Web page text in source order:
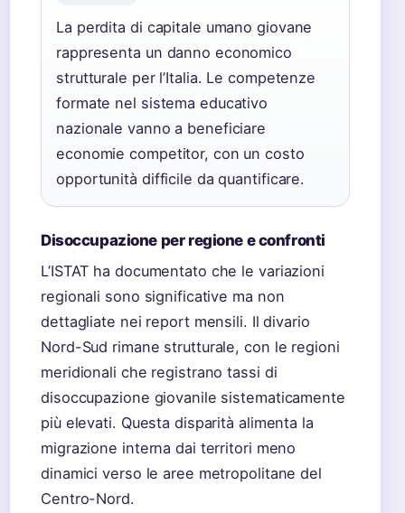
La perdita di capitale umano giovane
rappresenta un danno economico
strutturale per l’Italia. Le competenze
formate nel sistema educativo
nazionale vanno a beneficiare
economie competitor, con un costo
opportunità difficile da quantificare.
Disoccupazione per regione e confronti
L’ISTAT ha documentato che le variazioni
regionali sono significative ma non
dettagliate nei report mensili. Il divario
Nord-Sud rimane strutturale, con le regioni
meridionali che registrano tassi di
disoccupazione giovanile sistematicamente
più elevati. Questa disparità alimenta la
migrazione interna dai territori meno
dinamici verso le aree metropolitane del
Centro-Nord.